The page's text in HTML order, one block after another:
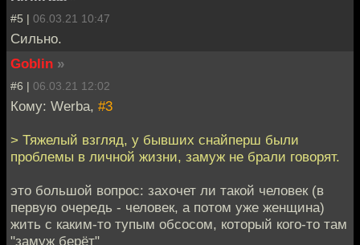
#5 | 06.03.21 10:47
Сильно.
Goblin »
#6 | 06.03.21 12:02
Кому: Werba, #3
> Тяжелый взгляд, у бывших снайперш были
проблемы в личной жизни, замуж не брали говорят.
это большой вопрос: захочет ли такой человек (в
первую очередь - человек, а потом уже женщина)
жить с каким-то тупым обсосом, который кого-то там
"замуж берёт"